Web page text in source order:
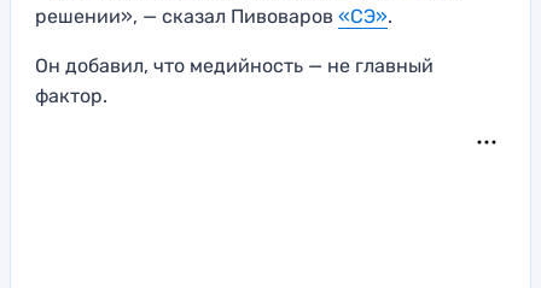
решении», — сказал Пивоваров «СЭ».
Он добавил, что медийность — не главный
фактор.